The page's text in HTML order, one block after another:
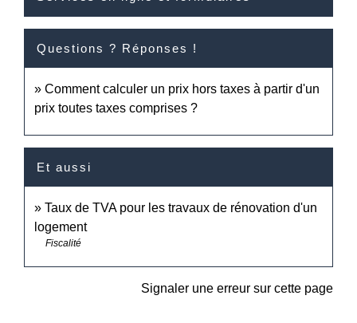
Questions ? Réponses !
Comment calculer un prix hors taxes à partir d'un
prix toutes taxes comprises ?
Et aussi
Taux de TVA pour les travaux de rénovation d'un
logement
Fiscalité
Signaler une erreur sur cette page